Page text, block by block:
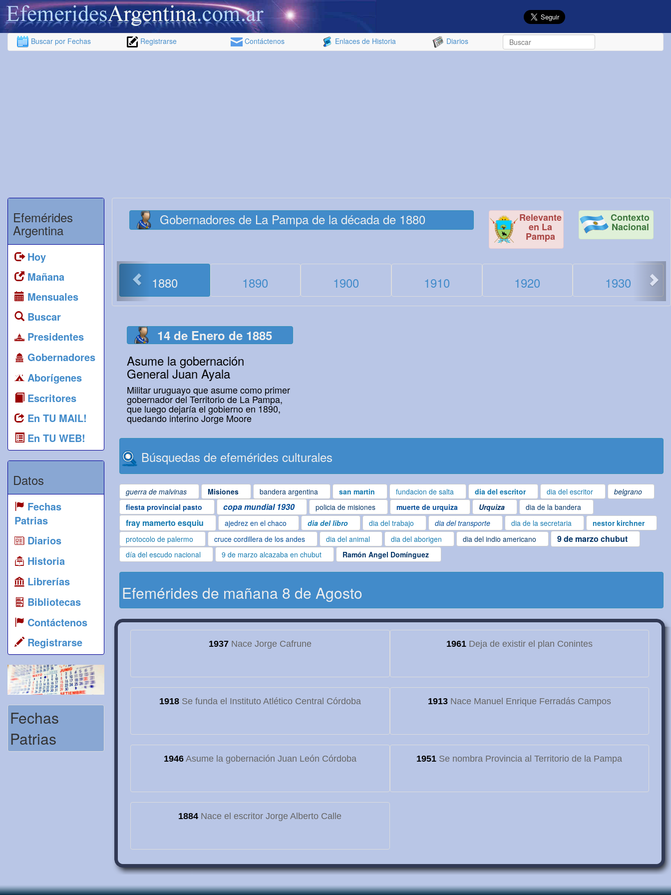
Buscar por Fechas Registrarse Contáctenos Enlaces de Historia Diarios
Efemérides
Argentina
Hoy
Mañana
Mensuales
Buscar
Presidentes
Gobernadores
Aborígenes
Escritores
En TU MAIL!
En TU WEB!
Datos
Fechas
Patrias
Diarios
Historia
Librerías
Bibliotecas
Contáctenos
Registrarse
Fechas
Patrias
Gobernadores de La Pampa de la década de 1880 Relevante
en La
Pampa
Contexto
Nacional
1880 1890 1900 1910 1920 1930
< >
14 de Enero de 1885
Asume la gobernación
General Juan Ayala
Militar uruguayo que asume como primer
gobernador del Territorio de La Pampa,
que luego dejaría el gobierno en 1890,
quedando interino Jorge Moore
Búsquedas de efemérides culturales
guerra de malvinas Misiones bandera argentina san martin fundacion de salta dia del escritor dia del escritor
belgrano
fiesta provincial pasto
copa mundial 1930 policia de misiones muerte de urquiza Urquiza dia de la bandera
fray mamerto esquiu ajedrez en el chaco dia del libro dia del trabajo dia del transporte dia de la secretaria
nestor kirchner
protocolo de palermo
cruce cordillera de los andes dia del animal dia del aborigen dia del indio americano 9 de marzo chubut
día del escudo nacional 9 de marzo alcazaba en chubut Ramón Angel Domínguez
Efemérides de mañana 8 de Agosto
1937Nace Jorge Cafrune 1961Deja de existir el plan Conintes
1918Se funda el Instituto Atlético Central Córdoba 1913Nace Manuel Enrique Ferradás Campos
1946Asume la gobernación Juan León Córdoba 1951 Se nombra Provincia al Territorio de la Pampa
1884 Nace el escritor Jorge Alberto Calle